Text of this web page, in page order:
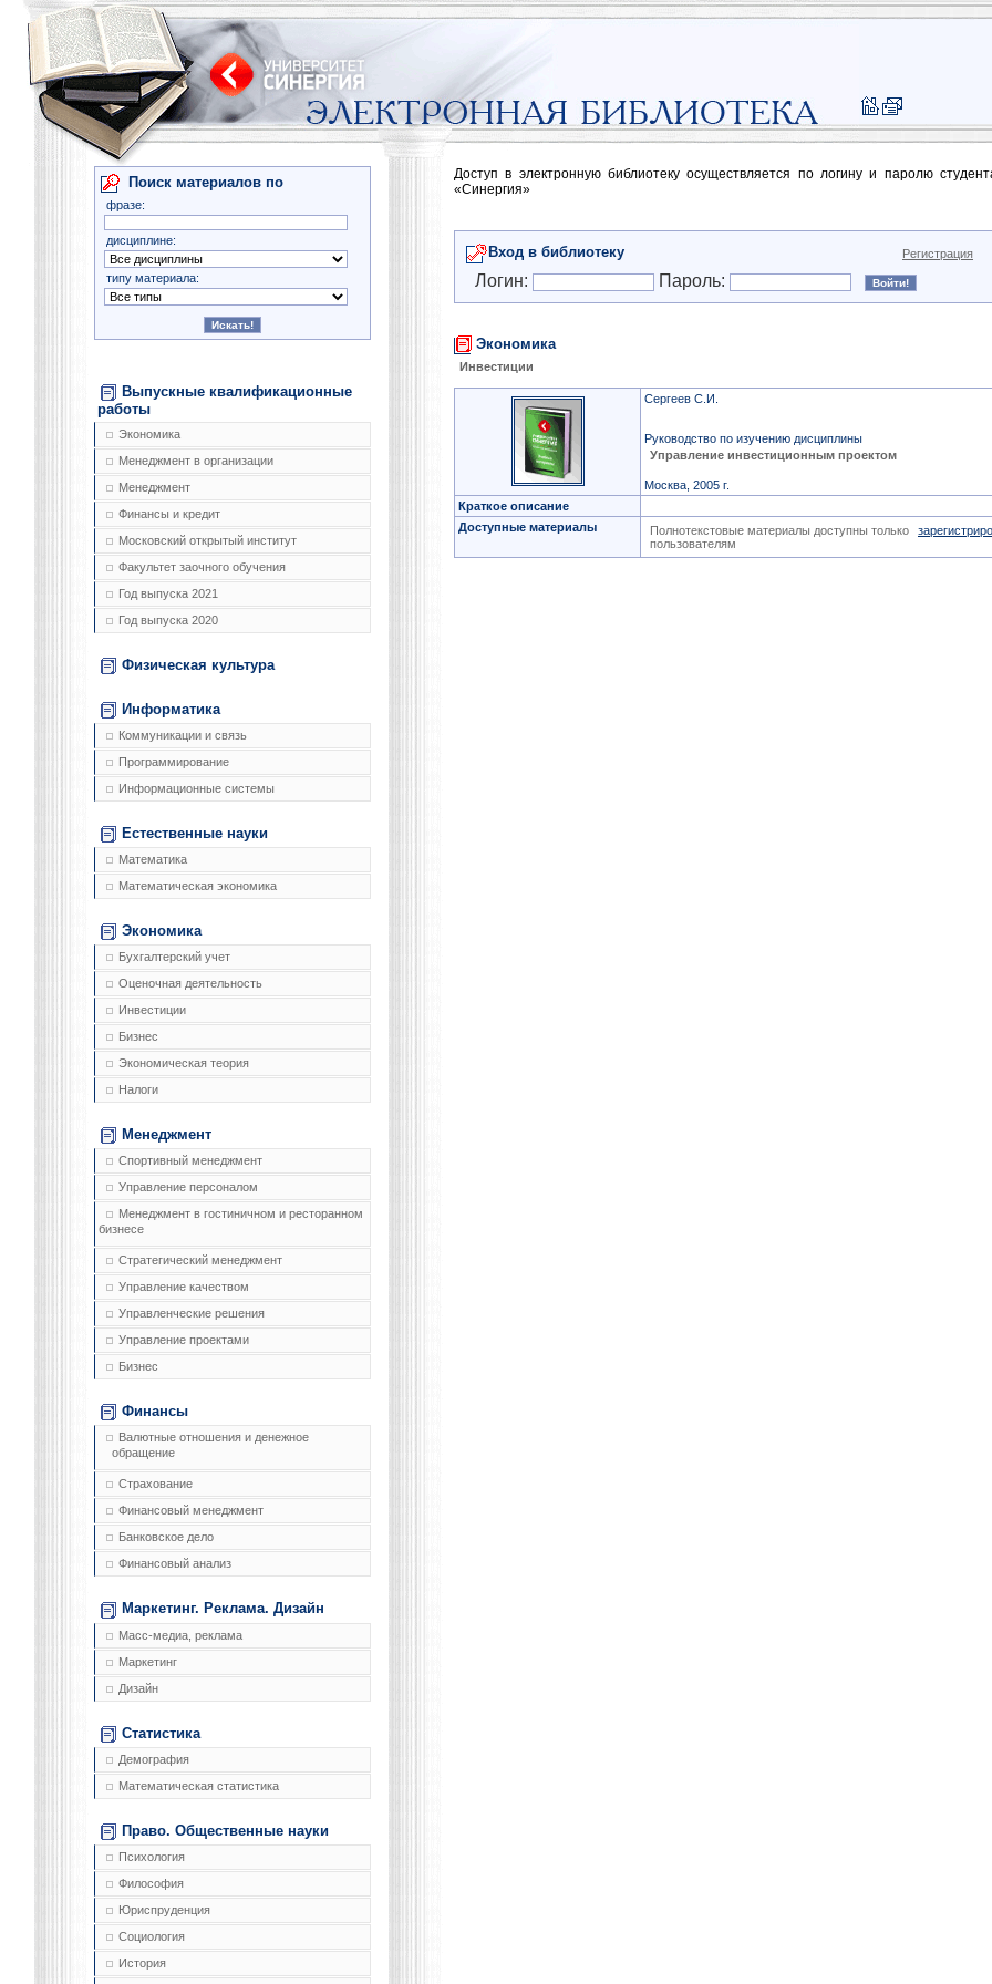
Поиск материалов по
фразе:
дисциплине:
типу материала:
Выпускные квалификационные
работы
Экономика
Менеджмент в организации
Менеджмент
Финансы и кредит
Московский открытый институт
Факультет заочного обучения
Год выпуска 2021
Год выпуска 2020
Физическая культура
Информатика
Коммуникации и связь
Программирование
Информационные системы
Естественные науки
Математика
Математическая экономика
Экономика
Бухгалтерский учет
Оценочная деятельность
Инвестиции
Бизнес
Экономическая теория
Налоги
Менеджмент
Спортивный менеджмент
Управление персоналом
Менеджмент в гостиничном и ресторанном
бизнесе
Стратегический менеджмент
Управление качеством
Управленческие решения
Управление проектами
Бизнес
Финансы
Валютные отношения и денежное
обращение
Страхование
Финансовый менеджмент
Банковское дело
Финансовый анализ
Маркетинг. Реклама. Дизайн
Масс-медиа, реклама
Маркетинг
Дизайн
Статистика
Демография
Математическая статистика
Право. Общественные науки
Психология
Философия
Юриспруденция
Социология
История
Доступ в электронную библиотеку осуществляется по логину и паролю
«Синергия»
Вход в библиотеку Регистрация
Логин: Пароль:
Экономика
Инвестиции
Сергеев С.И.
Руководство по изучению дисциплины
Управление инвестиционным проектом
Москва, 2005 г.
Краткое описание
Доступные материалы
Полнотекстовые материалы доступны только
пользователям